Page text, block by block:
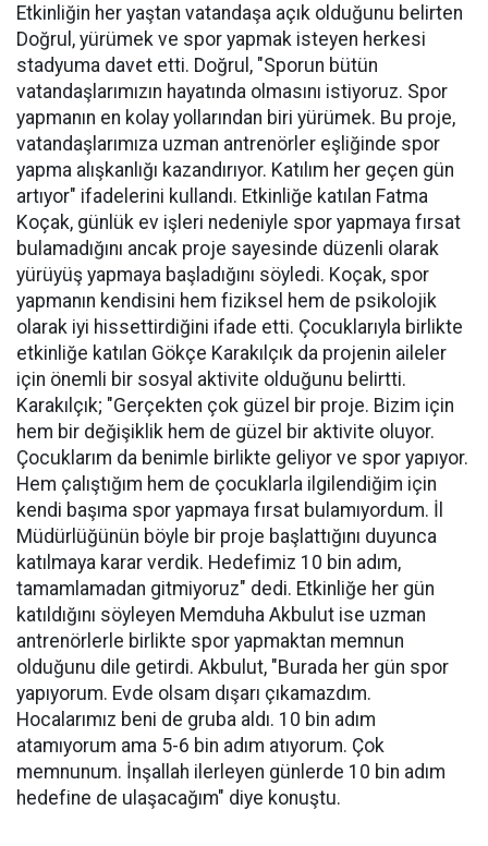
Etkinliğin her yaştan vatandaşa açık olduğunu belirten
Doğrul, yürümek ve spor yapmak isteyen herkesi
stadyuma davet etti. Doğrul, "Sporun bütün
vatandaşlarımızın hayatında olmasını istiyoruz. Spor
yapmanın en kolay yollarından biri yürümek. Bu proje,
vatandaşlarımıza uzman antrenörler eşliğinde spor
yapma alışkanlığı kazandırıyor. Katılım her geçen gün
artıyor" ifadelerini kullandı. Etkinliğe katılan Fatma
Koçak, günlük ev işleri nedeniyle spor yapmaya fırsat
bulamadığını ancak proje sayesinde düzenli olarak
yürüyüş yapmaya başladığını söyledi. Koçak, spor
yapmanın kendisini hem fiziksel hem de psikolojik
olarak iyi hissettirdiğini ifade etti. Çocuklarıyla birlikte
etkinliğe katılan Gökçe Karakılçık da projenin aileler
için önemli bir sosyal aktivite olduğunu belirtti.
Karakılçık; "Gerçekten çok güzel bir proje. Bizim için
hem bir değişiklik hem de güzel bir aktivite oluyor.
Çocuklarım da benimle birlikte geliyor ve spor yapıyor.
Hem çalıştığım hem de çocuklarla ilgilendiğim için
kendi başıma spor yapmaya fırsat bulamıyordum. İl
Müdürlüğünün böyle bir proje başlattığını duyunca
katılmaya karar verdik. Hedefimiz 10 bin adım,
tamamlamadan gitmiyoruz" dedi. Etkinliğe her gün
katıldığını söyleyen Memduha Akbulut ise uzman
antrenörlerle birlikte spor yapmaktan memnun
olduğunu dile getirdi. Akbulut, "Burada her gün spor
yapıyorum. Evde olsam dışarı çıkamazdım.
Hocalarımız beni de gruba aldı. 10 bin adım
atamıyorum ama 5-6 bin adım atıyorum. Çok
memnunum. İnşallah ilerleyen günlerde 10 bin adım
hedefine de ulaşacağım" diye konuştu.